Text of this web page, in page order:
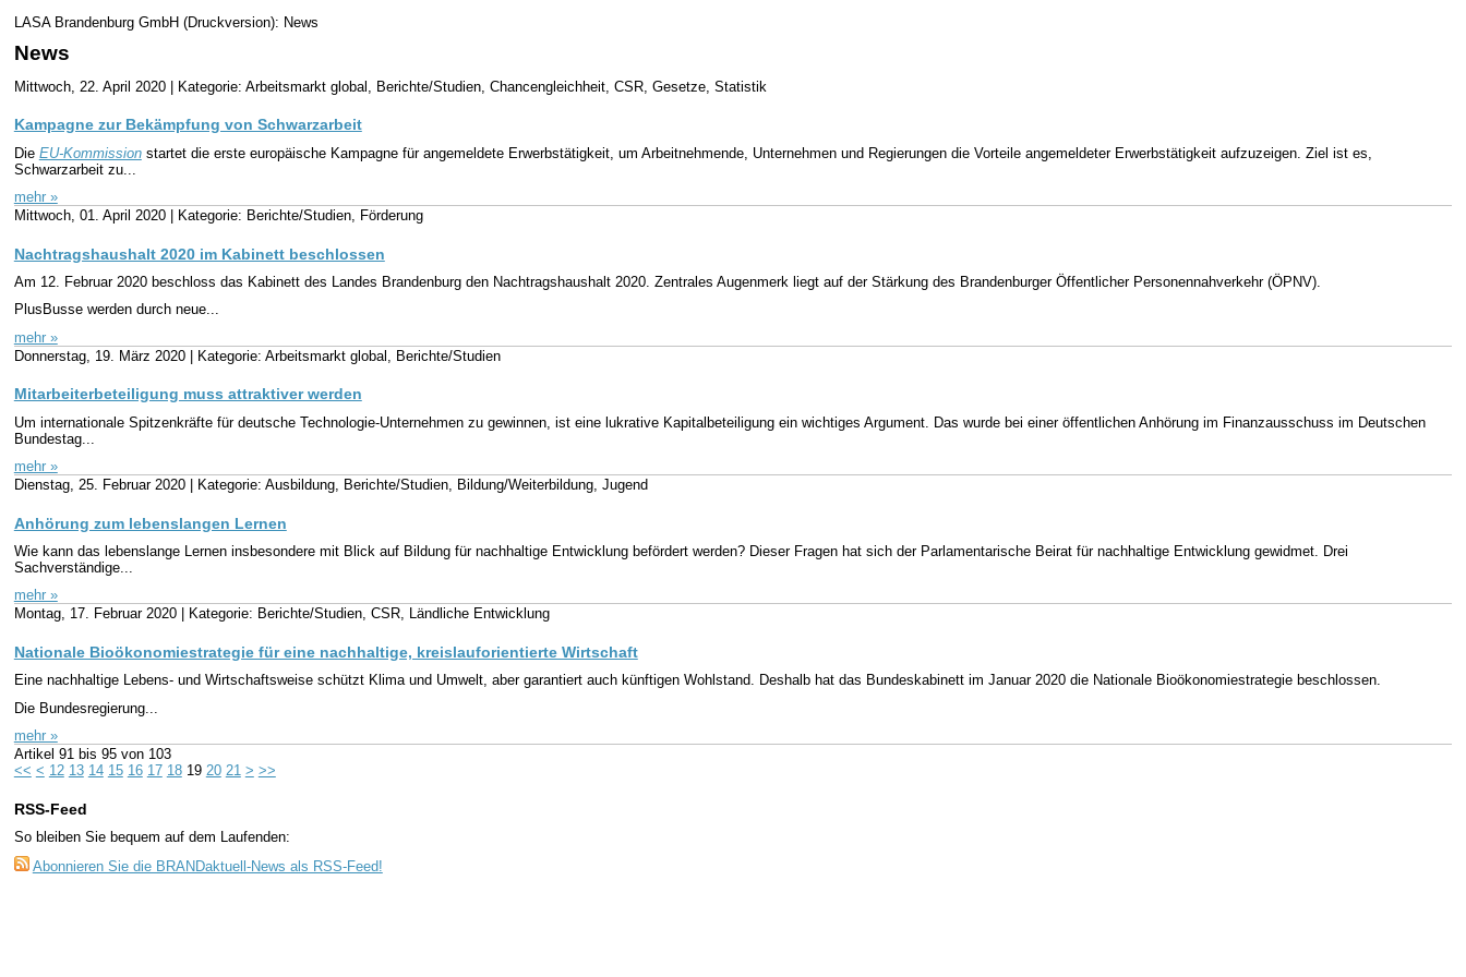
LASA Brandenburg GmbH (Druckversion): News
News
Mittwoch, 22. April 2020 | Kategorie: Arbeitsmarkt global, Berichte/Studien, Chancengleichheit, CSR, Gesetze, Statistik
Kampagne zur Bekämpfung von Schwarzarbeit
Die EU-Kommissionstartet die erste europäische Kampagne für angemeldete Erwerbstätigkeit, um Arbeitnehmende, Unternehmen und Regierungen die Vorteile angemeldeter Erwerbstätigkeit aufzuzeigen. Ziel ist es,
Schwarzarbeit zu...
mehr »
Mittwoch, 01. April 2020 |
Kategorie: Berichte/Studien, Förderung
Nachtragshaushalt 2020 im Kabinett beschlossen
Am 12. Februar 2020 beschloss das Kabinett des Landes Brandenburg den Nachtragshaushalt 2020. Zentrales Augenmerk liegt auf der Stärkung des Brandenburger Öffentlicher Personennahverkehr (ÖPNV).
PlusBusse werden durch neue...
mehr »
Donnerstag, 19. März 2020 | Kategorie: Arbeitsmarkt global, Berichte/Studien
Mitarbeiterbeteiligung muss attraktiver werden
Um internationale Spitzenkräfte für deutsche Technologie-Unternehmen zu gewinnen, ist eine lukrative Kapitalbeteiligung ein wichtiges Argument. Das wurde bei einer öffentlichen Anhörung im Finanzausschuss im Deutschen
Bundestag...
mehr »
Dienstag, 25. Februar 2020 |
Kategorie: Ausbildung, Berichte/Studien, Bildung/Weiterbildung, Jugend
Anhörung zum lebenslangen Lernen
Wie kann das lebenslange Lernen insbesondere mit Blick auf Bildung für nachhaltige Entwicklung befördert werden? Dieser Fragen hat sich der Parlamentarische Beirat für nachhaltige Entwicklung gewidmet. Drei
Sachverständige...
mehr »
Montag, 17. Februar 2020 |
Kategorie: Berichte/Studien, CSR, Ländliche Entwicklung
Nationale Bioökonomiestrategie für eine nachhaltige, kreislauforientierte Wirtschaft
Eine nachhaltige Lebens- und Wirtschaftsweise schützt Klima und Umwelt, aber garantiert auch künftigen Wohlstand. Deshalb hat das Bundeskabinett im Januar 2020 die Nationale Bioökonomiestrategie beschlossen.
Die Bundesregierung...
mehr »
Artikel 91 bis 95von 103
<< < 12 13 14 15 16 17 18 19 20 21 > >>
RSS-Feed
So bleiben Sie bequem auf dem Laufenden:
Abonnieren Sie die BRANDaktuell-News als RSS-Feed!